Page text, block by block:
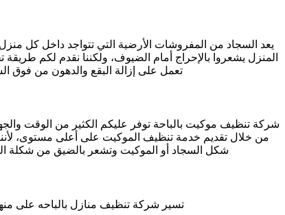
يعد السجاد من المفروشات الأرضية التي تتواجد داخل كل
المنزل يشعروا بالإحراج أمام الضيوف، ولكننا نقدم لكم
تعمل على إزالة البقع والدهون من فوق
شركة تنظيف موكيت بالباحة توفر عليكم الكثير من الوقت
من خلال تقديم خدمة تنظيف الموكيت على أعلى مستوى، لأننا
شكل السجاد أو الموكيت وتشعر بالضيق من شكلة
تسير شركة تنظيف منازل بالباحه على